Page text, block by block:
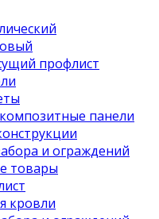
профлист
панели
и ограждений
товары
кровли